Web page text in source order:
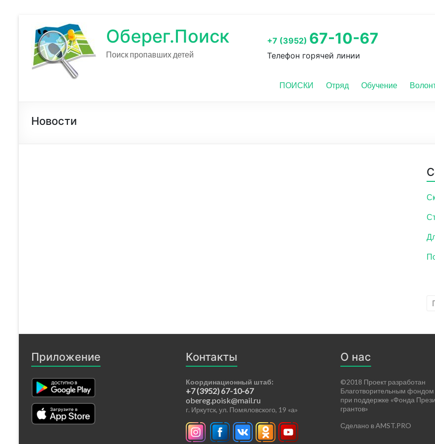
Оберег.Поиск
Поиск пропавших детей
+7 (3952) 67-10-67
Телефон горячей линии
ПОИСКИ Отряд Обучение
Новости
Приложение Контакты
Координационный штаб:
+7 (3952) 67-10-67
obereg.poisk@mail.ru
г. Иркутск, ул. Помяловского, 19 «а»
О нас
©2018 Проект разработан
Благотворительным фондом
при поддержке «Фонда
грантов»
Сделано в AMST.PRO